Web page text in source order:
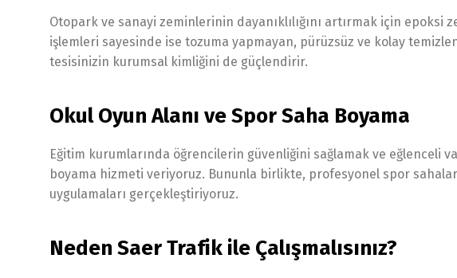
Otopark ve sanayi zeminlerinin dayanıklılığını artırmak için epoksi
işlemleri sayesinde ise tozuma yapmayan, pürüzsüz ve kolay
tesisinizin kurumsal kimliğini de güçlendirir.
Okul Oyun Alanı ve Spor Saha Boyama
Eğitim kurumlarında öğrencilerin güvenliğini sağlamak ve eğlenceli
boyama hizmeti veriyoruz. Bununla birlikte, profesyonel spor
uygulamaları gerçekleştiriyoruz.
Neden Saer Trafik ile Çalışmalısınız?